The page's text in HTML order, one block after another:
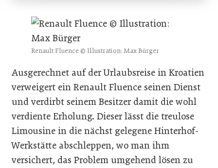
Renault Fluence © Illustration: Max Bürger
Ausgerechnet auf der Urlaubsreise in Kroatien
verweigert ein Renault Fluence seinen Dienst
und verdirbt seinem Besitzer damit die wohl
verdiente Erholung. Dieser lässt die treulose
Limousine in die nächst gelegene Hinterhof-
Werkstätte abschleppen, wo man ihm
versichert, das Problem umgehend lösen zu